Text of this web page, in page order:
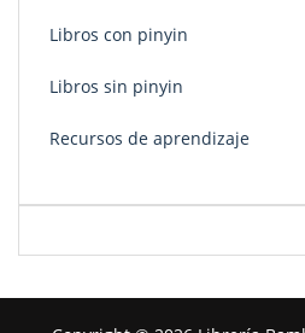
Libros con pinyin
Libros sin pinyin
Recursos de aprendizaje